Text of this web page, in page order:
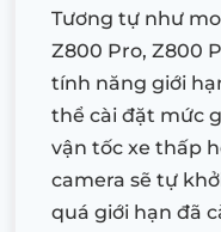
Tương tự như
Z800 Pro, Z800
tính năng giới
thể cài đặt mức
vận tốc xe thấp
camera sẽ tự
quá giới hạn đã